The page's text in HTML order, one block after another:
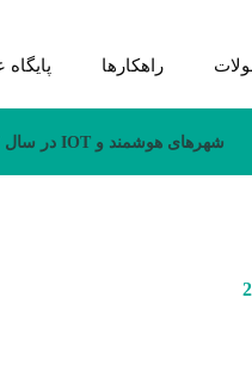
راهکارها
شهرهای هوشمند و IOT در سال 2017